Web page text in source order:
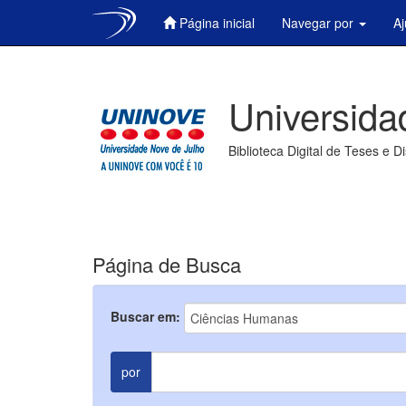
Página inicial Navegar por
Biblioteca Digital de Teses e
Página de Busca
Buscar em:
por